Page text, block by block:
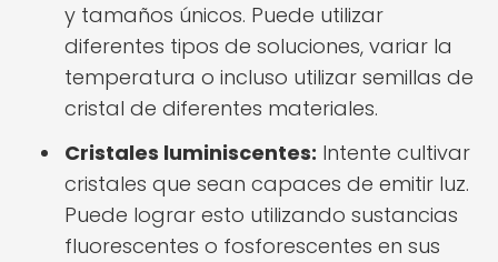
y tamaños únicos. Puede utilizar
diferentes tipos de soluciones, variar la
temperatura o incluso utilizar semillas de
cristal de diferentes materiales.
Cristales luminiscentes: Intente cultivar
cristales que sean capaces de emitir luz.
Puede lograr esto utilizando sustancias
fluorescentes o fosforescentes en sus